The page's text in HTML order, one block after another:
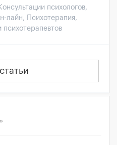
психологов,
лайн, Психотерапия,
психотерапевтов